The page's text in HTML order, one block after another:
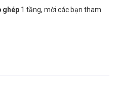
ghép 1 tầng, mời các bạn tham